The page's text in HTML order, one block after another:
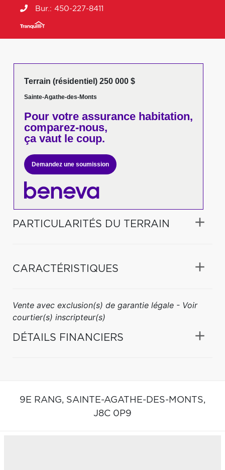
Bur.: 450-227-8411
Terrain (résidentiel) 250 000 $
Sainte-Agathe-des-Monts
Pour votreassurance habitation,
comparez-nous,
ça vaut le coup.
Demandez une soumission
PARTICULARITÉS DU TERRAIN
CARACTÉRISTIQUES
Vente avec exclusion(s) de garantie légale - Voir
courtier(s) inscripteur(s)
DÉTAILS FINANCIERS
9E RANG, SAINTE-AGATHE-DES-MONTS,
J8C 0P9